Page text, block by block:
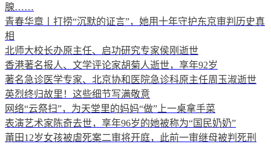
腺……
青春华章丨打捞“沉默的证言”，她用十年守护东京审判历史真
相
北师大校长办原主任、启功研究专家侯刚逝世
香港著名报人、文学评论家胡菊人逝世，享年92岁
著名急诊医学专家、北京协和医院急诊科原主任周玉淑逝世
英烈终归故里！这些细节写满敬意
网络“云祭扫”，为天堂里的妈妈“做”上一桌拿手菜
表演艺术家陈奇去世，享年96岁的她被称为“国民奶奶”
莆田12岁女孩被虐死案二审将开庭，此前一审继母被判死刑